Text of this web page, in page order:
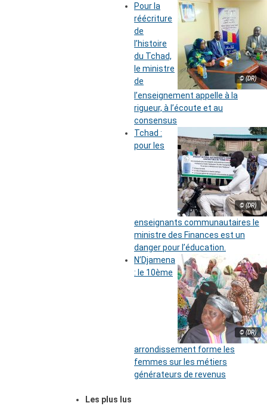
© (DR)
Pour la
réécriture
de
l’histoire
du Tchad,
le ministre
de
l’enseignement appelle à la
rigueur, à l’écoute et au
consensus
© (DR)
Tchad :
pour les
enseignants communautaires le
ministre des Finances est un
danger pour l’éducation.
© (DR)
N’Djamena
: le 10ème
arrondissement forme les
femmes sur les métiers
générateurs de revenus
Les plus lus